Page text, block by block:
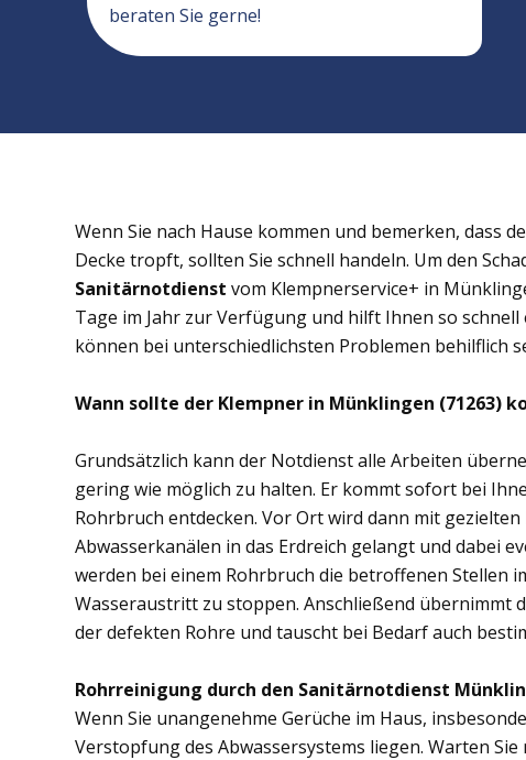
beraten Sie gerne!
Wenn Sie nach Hause kommen und bemerken, dass
Decke tropft, sollten Sie schnell handeln. Um den
Sanitärnotdienst vom Klempnerservice+ in
Tage im Jahr zur Verfügung und hilft Ihnen so
können bei unterschiedlichsten Problemen behilflich
Wann sollte der Klempner in Münklingen (71263)
Grundsätzlich kann der Notdienst alle Arbeiten
gering wie möglich zu halten. Er kommt sofort bei
Rohrbruch entdecken. Vor Ort wird dann mit
Abwasserkanälen in das Erdreich gelangt und dabei
werden bei einem Rohrbruch die betroffenen Stellen
Wasseraustritt zu stoppen. Anschließend übernimmt
der defekten Rohre und tauscht bei Bedarf auch
Rohrreinigung durch den Sanitärnotdienst
Wenn Sie unangenehme Gerüche im Haus,
Verstopfung des Abwassersystems liegen. Warten